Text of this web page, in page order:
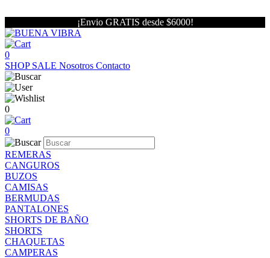
¡Envio GRATIS desde $6000!
0
SHOP SALE Nosotros Contacto
0
0
REMERAS
CANGUROS
BUZOS
CAMISAS
BERMUDAS
PANTALONES
SHORTS DE BAÑO
SHORTS
CHAQUETAS
CAMPERAS